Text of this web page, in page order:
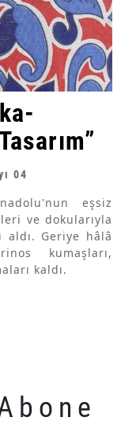
04
eşsiz
ve dokularıyla
aldı. Geriye hâlâ
kumaşları,
kaldı.